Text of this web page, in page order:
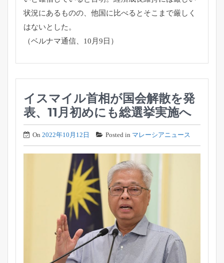
状況にあるものの、 他国に比べるとそこまで厳しく
はないとした。
（ベルナマ通信、10月9日）
イスマイル首相が国会解散を発
表、11月初めにも総選挙実施へ
On 2022年10月12日 Posted in マレーシアニュース